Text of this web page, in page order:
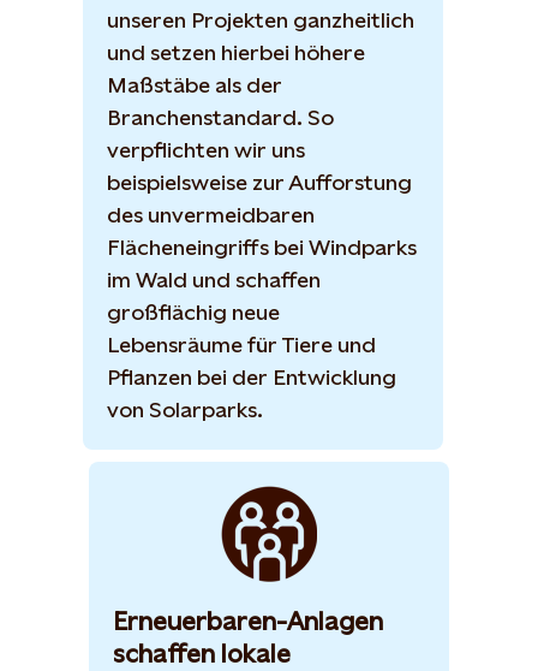
unseren Projekten ganzheitlich
und setzen hierbei höhere
Maßstäbe als der
Branchenstandard. So
verpflichten wir uns
beispielsweise zur Aufforstung
des unvermeidbaren
Flächeneingriffs bei Windparks
im Wald und schaffen
großflächig neue
Lebensräume für Tiere und
Pflanzen bei der Entwicklung
von Solarparks.
Erneuerbaren-Anlagen
schaffen lokale